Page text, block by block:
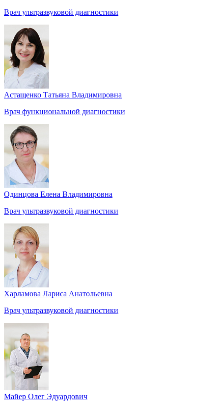
Врач ультразвуковой диагностики
Астащенко Татьяна Владимировна
Врач функциональной диагностики
Одинцова Елена Владимировна
Врач ультразвуковой диагностики
Харламова Лариса Анатольевна
Врач ультразвуковой диагностики
Майер Олег Эдуардович